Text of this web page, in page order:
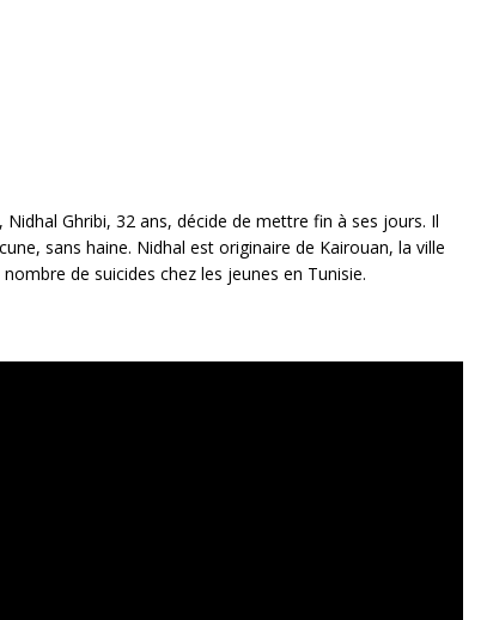
Ghribi, 32 ans, décide de mettre fin à ses jours. Il
sans haine. Nidhal est originaire de Kairouan, la ville
de suicides chez les jeunes en Tunisie.